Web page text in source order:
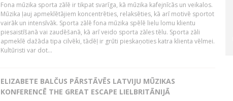
Fona mūzika sporta zālē ir tikpat svarīga, kā mūzika kafejnīcās un veikalos.
Mūzika ļauj apmeklētājiem koncentrēties, relaksēties, kā arī motivē sportot
vairāk un intensīvāk. Sporta zālē fona mūzika spēlē lielu lomu klientu
piesaistīšanā vai zaudēšanā, kā arī veido sporta zāles tēlu. Sporta zāli
apmeklē dažāda tipa cilvēki, tādēļ ir grūti pieskaņoties katra klienta vēlmei.
Kultūristi var dot...
ELIZABETE BALČUS PĀRSTĀVĒS LATVIJU MŪZIKAS
KONFERENCĒ THE GREAT ESCAPE LIELBRITĀNIJĀ